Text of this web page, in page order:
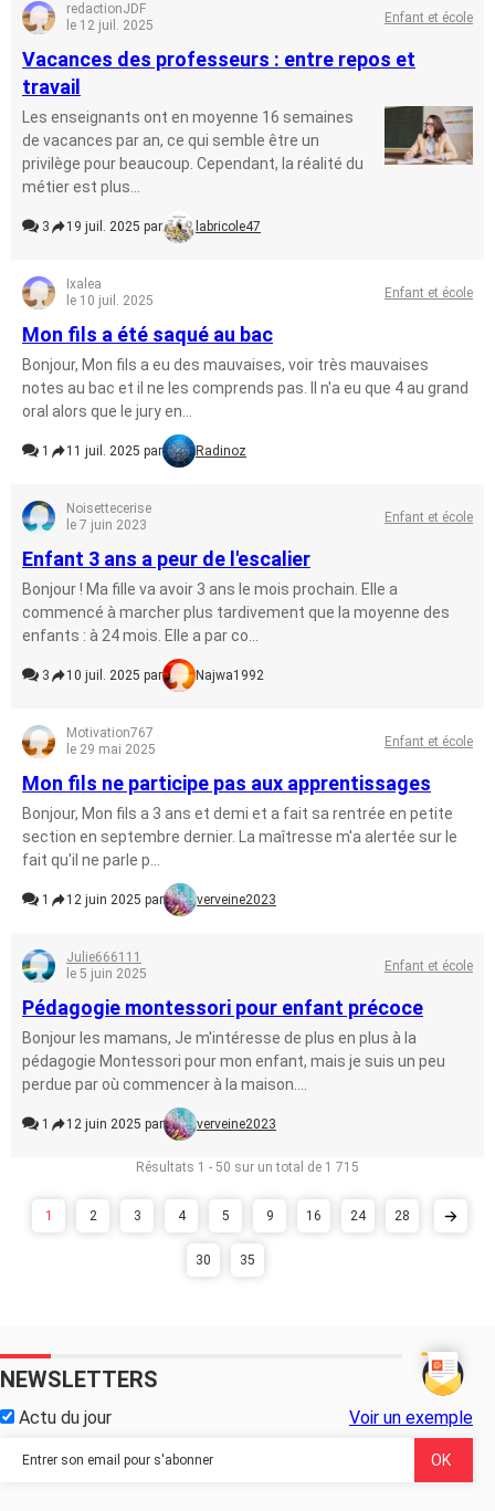
redactionJDF
le 12 juil. 2025
Enfant et école
Vacances des professeurs : entre repos et
travail
Les enseignants ont en moyenne 16 semaines
de vacances par an, ce qui semble être un
privilège pour beaucoup. Cependant, la réalité du
métier est plus...
3 19 juil. 2025 par labricole47
Ixalea
le 10 juil. 2025
Enfant et école
Mon fils a été saqué au bac
Bonjour, Mon fils a eu des mauvaises, voir très mauvaises
notes au bac et il ne les comprends pas. Il n'a eu que 4 au grand
oral alors que le jury en...
1 11 juil. 2025 par Radinoz
Noisettecerise
le 7 juin 2023
Enfant et école
Enfant 3 ans a peur de l'escalier
Bonjour ! Ma fille va avoir 3 ans le mois prochain. Elle a
commencé à marcher plus tardivement que la moyenne des
enfants : à 24 mois. Elle a par co...
3 10 juil. 2025 par Najwa1992
Motivation767
le 29 mai 2025
Enfant et école
Mon fils ne participe pas aux apprentissages
Bonjour, Mon fils a 3 ans et demi et a fait sa rentrée en petite
section en septembre dernier. La maîtresse m'a alertée sur le
fait qu'il ne parle p...
1 12 juin 2025 par verveine2023
Julie666111
le 5 juin 2025
Enfant et école
Pédagogie montessori pour enfant précoce
Bonjour les mamans, Je m'intéresse de plus en plus à la
pédagogie Montessori pour mon enfant, mais je suis un peu
perdue par où commencer à la maison....
1 12 juin 2025 par verveine2023
Résultats 1 - 50 sur un total de 1 715
1 2 3 4 5 9 16 24 28
30 35
NEWSLETTERS
Actu du jour Voir un exemple